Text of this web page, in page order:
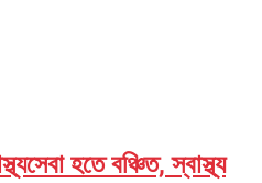
হতে বঞ্চিত, স্বাস্থ্য